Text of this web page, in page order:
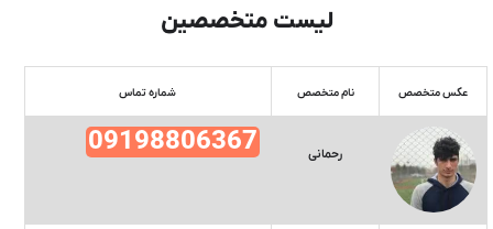
لیست متخصصین
عکس متخصص نام متخصص شماره تماس
رحمانی 09198806367